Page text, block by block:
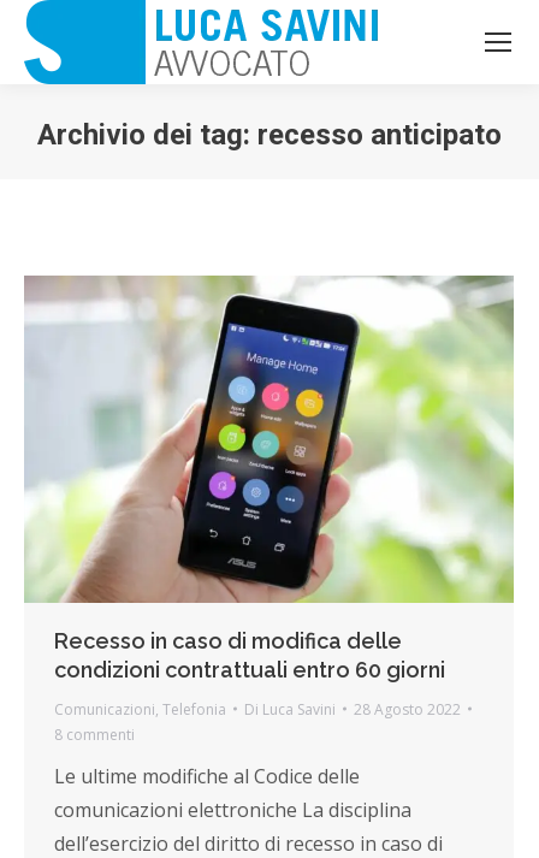
Archivio dei tag: recesso anticipato
Recesso in caso di modifica delle
condizioni contrattuali entro 60 giorni
Comunicazioni, Telefonia Di Luca Savini
28 Agosto 2022
8 commenti
Le ultime modifiche al Codice delle
comunicazioni elettroniche La disciplina
dell’esercizio del diritto di recesso in caso di